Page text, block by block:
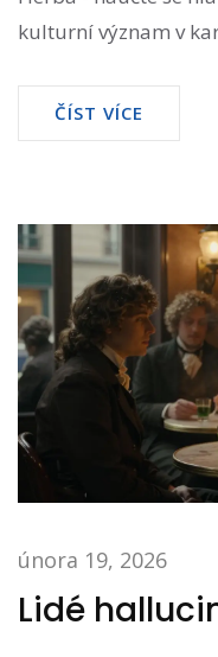
kulturní význam v
ČÍST VÍCE
února 19, 2026
Lidé